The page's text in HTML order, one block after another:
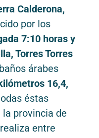
Calderona,
por los
7:10 horas y
Torres Torres
árabes
16,4,
éstas
provincia de
entre